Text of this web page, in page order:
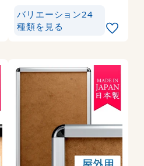
バリエーション24
種類を見る